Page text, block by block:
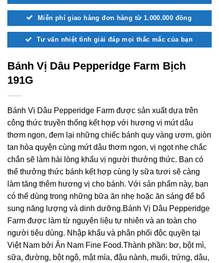
Miễn phí giao hàng đơn hàng từ 1.000.000 đồng
Tư vấn nhiệt tình giải đáp mọi thắc mắc của bạn
Bánh Vị Dâu Pepperidge Farm Bịch
191G
Bánh Vị Dâu Pepperidge Farm được sản xuất dựa trên
công thức truyền thống kết hợp với hương vị mứt dâu
thơm ngon, đem lại những chiếc bánh quy vàng ươm, giòn
tan hòa quyện cùng mứt dâu thơm ngon, vị ngọt nhẹ chắc
chắn sẽ làm hài lòng khẩu vị người thưởng thức. Bạn có
thể thưởng thức bánh kết hợp cùng ly sữa tươi sẽ càng
làm tăng thêm hương vị cho bánh. Với sản phẩm này, bạn
có thể dùng trong những bữa ăn nhẹ hoặc ăn sáng để bổ
sung năng lượng và dinh dưỡng.Bánh Vị Dâu Pepperidge
Farm được làm từ nguyên liệu tự nhiên và an toàn cho
người tiêu dùng. Nhập khẩu và phân phối độc quyền tại
Việt Nam bởi Ân Nam Fine Food.Thành phần: bơ, bột mì,
sữa, đường, bột ngô, mật mía, đậu nành, muối, trứng, dâu,